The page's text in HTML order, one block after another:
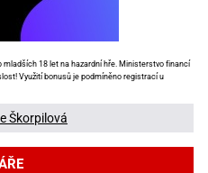
mladších 18 let na hazardní hře. Ministerstvo financí
Využití bonusů je podmíněno registrací u
Škorpilová